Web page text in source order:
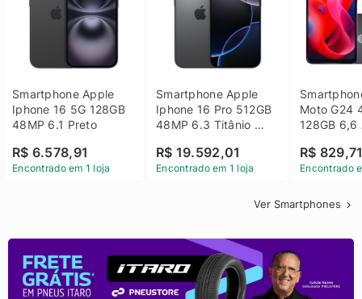
Smartphone Apple
Iphone 16 5G 128GB
48MP 6.1 Preto
R$ 6.578,91
Encontrado em 1 loja
Smartphone Apple
Iphone 16 Pro 512GB
48MP 6.3 Titânio
R$ 19.592,01
Encontrado em 1 loja
Moto G24
128GB 6,6
R$
Encontrado
Ver Smartphones